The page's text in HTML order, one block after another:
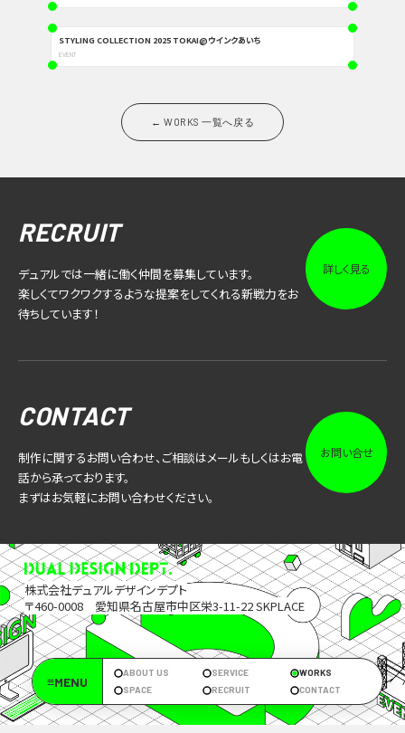
STYLING COLLECTION 2025 TOKAI@ウインクあいち
EVENT
← WORKS 一覧へ戻る
RECRUIT
デュアルでは一緒に働く仲間を募集しています。
楽しくてワクワクするような提案をしてくれる新戦力をお
待ちしています！
詳しく見る
CONTACT
制作に関するお問い合わせ、ご相談はメールもしくはお電
話から承っております。
まずはお気軽にお問い合わせください。
お問い合せ
株式会社デュアルデザインデプト
〒460-0008 愛知県名古屋市中区栄3-11-22 SKPLACE
≡MENU
ABOUT US SERVICE
WORKS
SPACE
RECRUIT CONTACT